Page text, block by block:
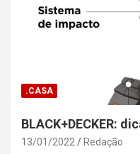
.CASA
BLACK+DECKER:
13/01/2022 Redação